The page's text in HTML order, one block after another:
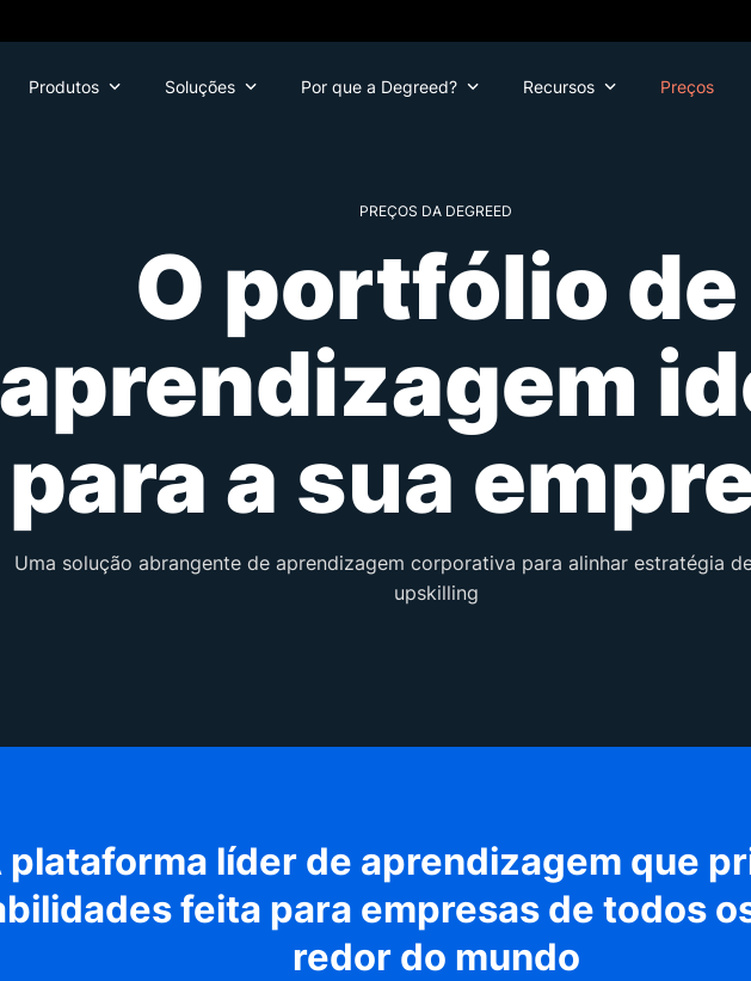
Produtos Soluções Por que a Degreed? Recursos Preços
PREÇOS DA DEGREED
O portfólio de
aprendizagem
para a sua
Uma solução abrangente de aprendizagem corporativa para alinhar estratégia
upskilling
plataforma líder de aprendizagem que
feita para empresas de todos
redor do mundo